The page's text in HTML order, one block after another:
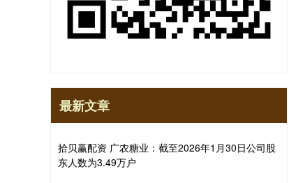
最新文章
拾贝赢配资 广农糖业：截至2026年1月30日公司股
东人数为3.49万户